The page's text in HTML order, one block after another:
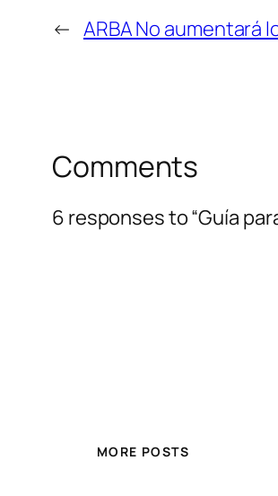
← ARBA No aumentará
Comments
6 responses to “Guía
MORE POSTS